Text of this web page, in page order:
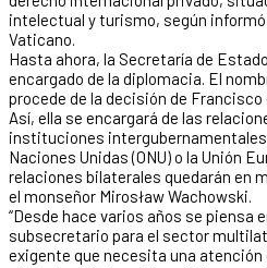
intelectual y turismo, según
Vaticano.
Hasta ahora, la Secretaría de
encargado de la diplomacia. El
procede de la decisión de
Así, ella se encargará de las
instituciones
Naciones Unidas (ONU) o la Unión
relaciones bilaterales quedarán en
el monseñor Mirosław Wachowski.
“Desde hace varios años se piensa
subsecretario para el sector
exigente que necesita una atención